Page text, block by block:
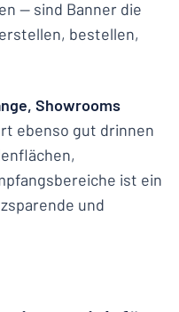
— sind Banner die
bestellen,
Showrooms
ebenso gut drinnen
ist ein
und